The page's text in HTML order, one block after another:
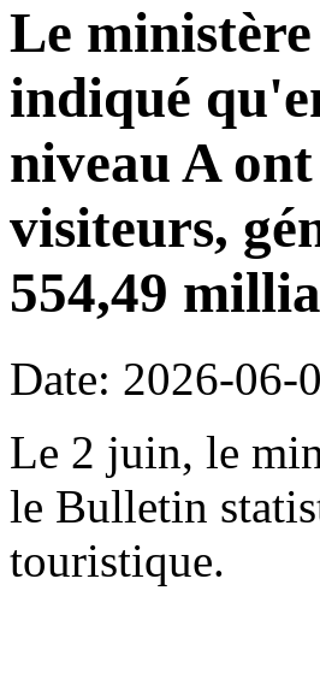
Le
indiqué
niveau A
visiteurs,
554,49
Date: 2026-06-
Le 2 juin, le
le Bulletin
touristique.